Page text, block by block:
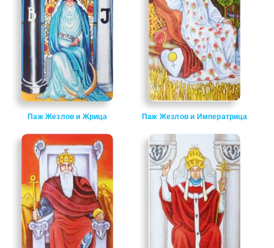
Паж Жезлов и Жрица Паж Жезлов и Императрица